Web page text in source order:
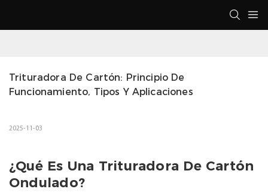
Trituradora De Cartón: Principio De
Funcionamiento, Tipos Y Aplicaciones
2025-11-03
¿Qué Es Una Trituradora De Cartón
Ondulado?